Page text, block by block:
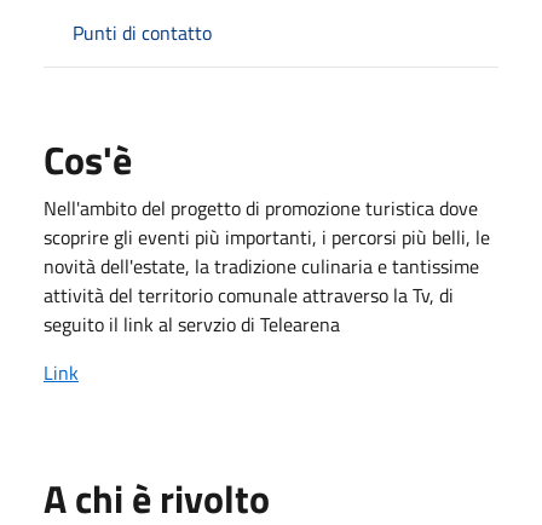
Punti di contatto
Cos'è
Nell'ambito del progetto di promozione turistica dove
scoprire gli eventi più importanti, i percorsi più belli, le
novità dell'estate, la tradizione culinaria e tantissime
attività del territorio comunale attraverso la Tv, di
seguito il link al servzio di Telearena
Link
A chi è rivolto